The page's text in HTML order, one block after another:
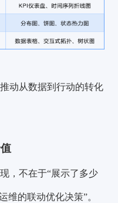
动从数据到行动的转化
，不在于“展示了多少
维的联动优化决策”。